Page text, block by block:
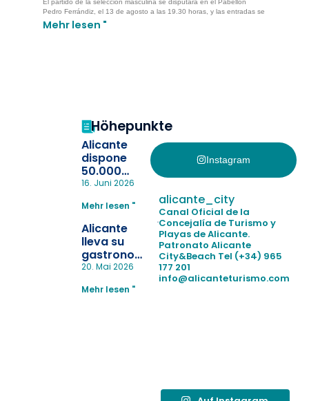
El partido de la selección masculina se disputará en el Pabellón
Pedro Ferrándiz, el 13 de agosto a las 19.30 horas, y las entradas se
Mehr lesen "
Höhepunkte
Alicante
dispone
50.000
pulseras
la
pérdida de niños
en las
playas y
realiza con
simulacro de socorrismo
16. Juni 2026
Mehr lesen "
Alicante
lleva su
gastronomía
a Madrid
reforzar el
20. Mai 2026
Mehr lesen "
Instagram
alicante_city
Canal Oficial de la
Concejalía de Turismo y
Playas de Alicante.
Patronato Alicante
City&Beach Tel (+34) 965
177 201
info@alicanteturismo.com